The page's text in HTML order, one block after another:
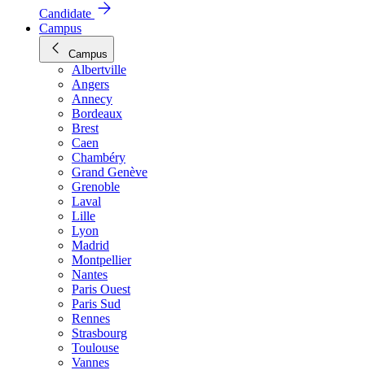
Candidate
Campus
Campus
Albertville
Angers
Annecy
Bordeaux
Brest
Caen
Chambéry
Grand Genève
Grenoble
Laval
Lille
Lyon
Madrid
Montpellier
Nantes
Paris Ouest
Paris Sud
Rennes
Strasbourg
Toulouse
Vannes